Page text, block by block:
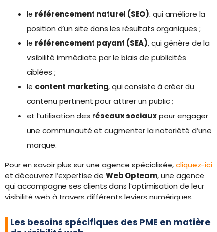
le référencement naturel (SEO), qui améliore la
position d’un site dans les résultats organiques ;
le référencement payant (SEA), qui génère de la
visibilité immédiate par le biais de publicités
ciblées ;
le content marketing, qui consiste à créer du
contenu pertinent pour attirer un public ;
et l’utilisation des réseaux sociauxpour engager
une communauté et augmenter la notoriété d’une
marque.
Pour en savoir plus sur une agence spécialisée,cliquez-ici
et découvrez l’expertise de Web Opteam, une agence
qui accompagne ses clients dans l’optimisation de leur
visibilité web à travers différents leviers numériques.
Les besoins spécifiques des PME en matière